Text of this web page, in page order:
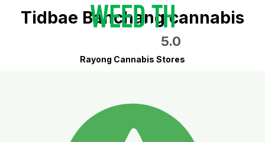
Tidbae Banchang cannabis
5.0
Rayong Cannabis Stores